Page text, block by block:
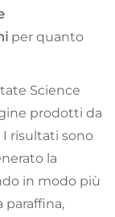
per quanto
Science
prodotti da
I risultati sono
la
in modo più
paraffina,